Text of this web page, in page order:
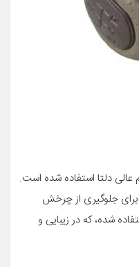
دلتا استفاده شده است.
جلوگیری از چرخش
شده، که در زیبایی و